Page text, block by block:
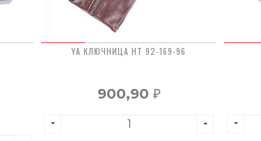
YA КЛЮЧНИЦА HT 92-169-96
900,90 ₽